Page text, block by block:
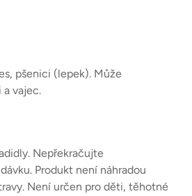
pšenici (lepek). Může
a vajec.
Nepřekračujte
Produkt není náhradou
Není určen pro děti, těhotné